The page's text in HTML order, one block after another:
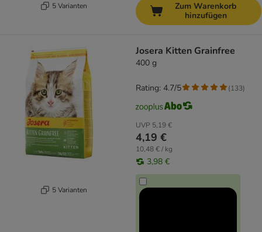
5 Varianten
Zum Warenkorb
hinzufügen
5 Varianten
Josera Kitten Grainfree
400 g
UVP 5,19 €
4,19 €
10,48 € / kg
3,98 €
Rating: 4.7/5 (133)